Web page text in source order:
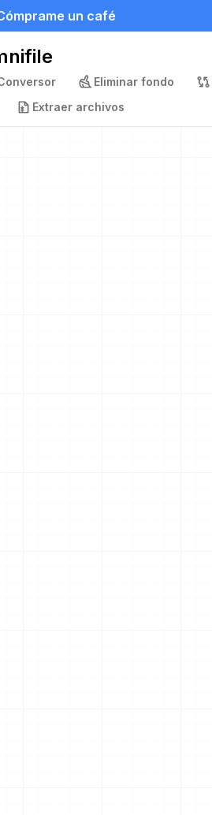
un café
Eliminar fondo
Extraer archivos